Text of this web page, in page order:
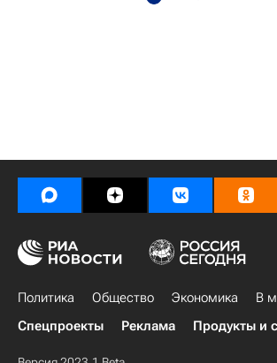
Политика Общество Экономика В
Спецпроекты
Реклама Продукты и